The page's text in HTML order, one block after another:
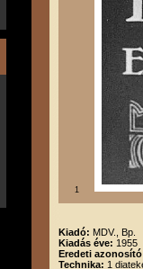
1
Kiadó: MDV., Bp.
Kiadás éve: 1955
Eredeti
Technika: 1